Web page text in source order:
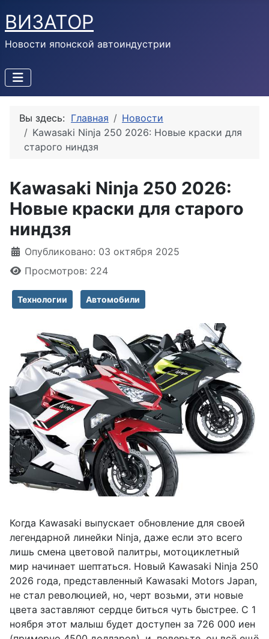
ВИЗАТОР
Новости японской автоиндустрии
Вы здесь: Главная
Новости
Kawasaki Ninja 250 2026: Новые краски для
старого ниндзя
Kawasaki Ninja 250 2026:
Новые краски для старого
ниндзя
Информация о материале
Опубликовано: 03 октября 2025
Просмотров: 224
Технологии Автомобили
Когда Kawasaki выпускает обновление для своей
легендарной линейки Ninja, даже если это всего
лишь смена цветовой палитры, мотоциклетный
мир начинает шептаться. Новый Kawasaki Ninja 250
2026 года, представленный Kawasaki Motors Japan,
не стал революцией, но, черт возьми, эти новые
цвета заставляют сердце биться чуть быстрее. С 1
ноября этот малыш будет доступен за 726 000 иен